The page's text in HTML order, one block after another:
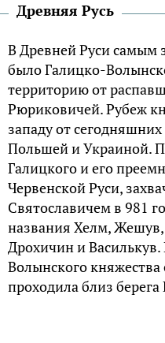
Древняя Русь
В Древней Руси самым
было Галицко-
территорию от
Рюриковичей. Рубеж
западу от
Польшей и Украиной.
Галицкого и его
Червенской Руси,
Святославичем в 981
названия Хелм,
Дрохичин и
Волынского
проходила близ